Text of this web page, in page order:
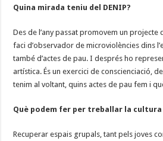
Quina mirada teniu del DENIP?
Des de l’any passat promovem un projecte
faci d’observador de microviolències dins
també d’actes de pau. I després ho
artística. És un exercici de conscienciació,
tenim al voltant, quins actes de pau fem i
Què podem fer per treballar la cultura
Recuperar espais grupals, tant pels joves